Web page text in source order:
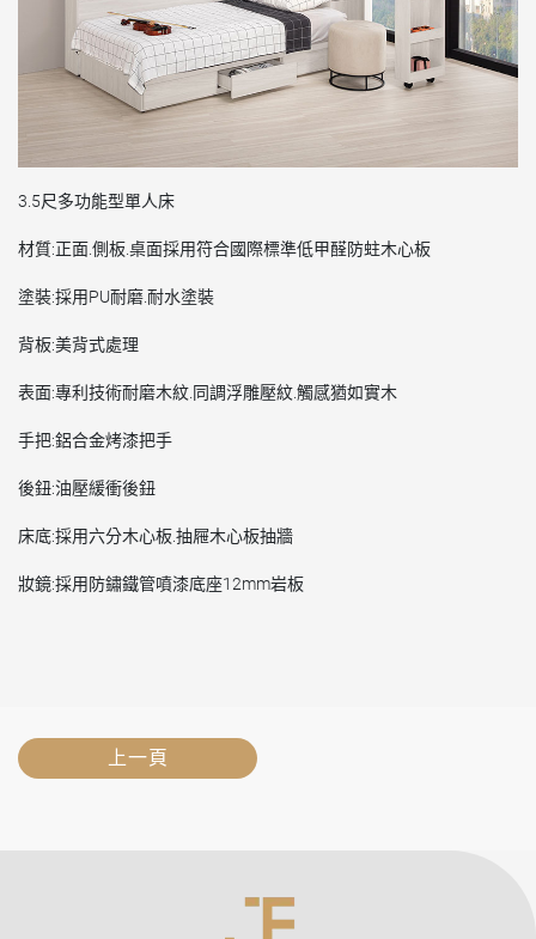
3.5尺多功能型單人床
材質:正面.側板.桌面採用符合國際標準低甲醛防蛀木心板
塗裝:採用PU耐磨.耐水塗裝
背板:美背式處理
表面:專利技術耐磨木紋.同調浮雕壓紋.觸感猶如實木
手把:鋁合金烤漆把手
後鈕:油壓緩衝後鈕
床底:採用六分木心板.抽屜木心板抽牆
妝鏡:採用防鏽鐵管噴漆底座12mm岩板
上一頁